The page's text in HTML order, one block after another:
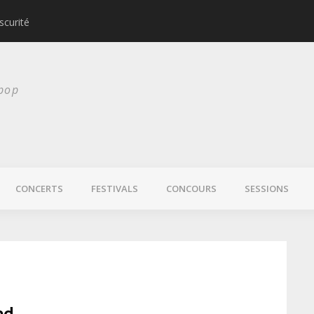
CONCERTS FESTIVALS CONCOURS SESSIONS